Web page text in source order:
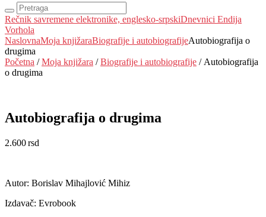
Rečnik savremene elektronike, englesko-srpskiDnevnici Endija
Vorhola
NaslovnaMoja knjižaraBiografije i autobiografijeAutobiografija o
drugima
Početna /Moja knjižara /Biografije i autobiografije / Autobiografija
o drugima
Autobiografija o drugima
2.600rsd
Autor: Borislav Mihajlović Mihiz
Izdavač: Evrobook